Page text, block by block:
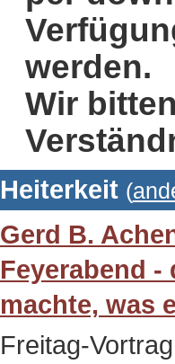
werden.
Wir
Heiterkeit (
Gerd B.
Feyerabend
machte, was
Freitag-